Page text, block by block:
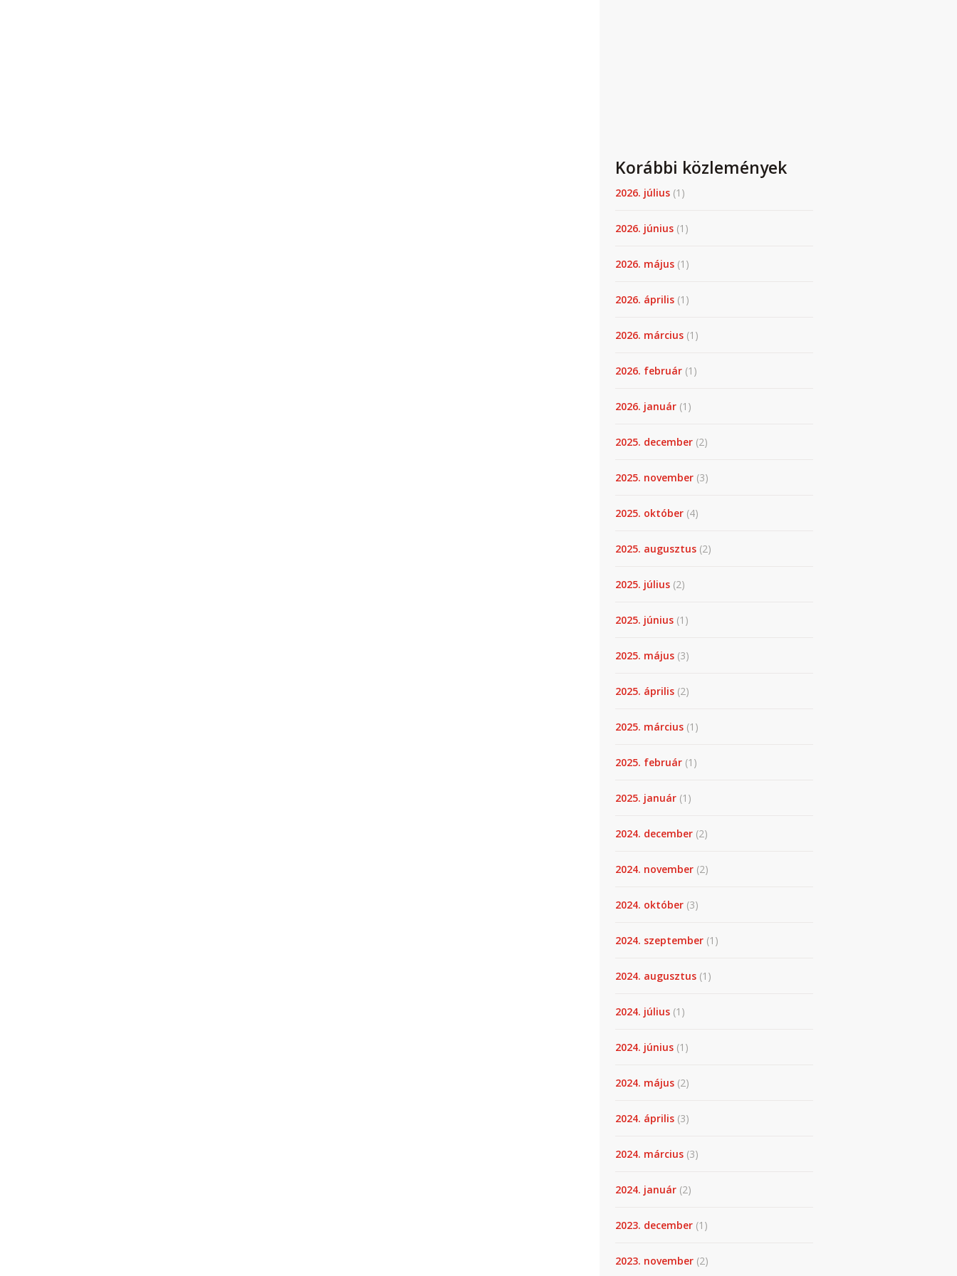
Korábbi közlemények
2026. július (1)
2026. június (1)
2026. május (1)
2026. április (1)
2026. március (1)
2026. február (1)
2026. január (1)
2025. december (2)
2025. november (3)
2025. október (4)
2025. augusztus (2)
2025. július (2)
2025. június (1)
2025. május (3)
2025. április (2)
2025. március (1)
2025. február (1)
2025. január (1)
2024. december (2)
2024. november (2)
2024. október (3)
2024. szeptember (1)
2024. augusztus (1)
2024. július (1)
2024. június (1)
2024. május (2)
2024. április (3)
2024. március (3)
2024. január (2)
2023. december (1)
2023. november (2)